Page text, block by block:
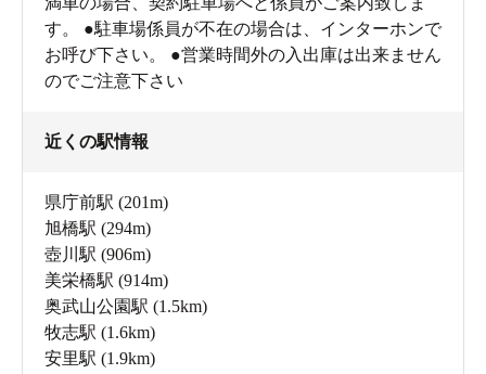
す。 ●駐車場係員が不在の場合は、インターホンで
お呼び下さい。 ●営業時間外の入出庫は出来ません
のでご注意下さい
近くの駅情報
県庁前駅 (201m)
旭橋駅 (294m)
壺川駅 (906m)
美栄橋駅 (914m)
奥武山公園駅 (1.5km)
牧志駅 (1.6km)
安里駅 (1.9km)